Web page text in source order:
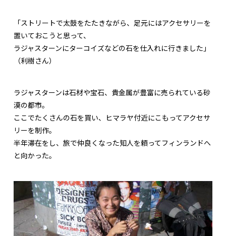
「ストリートで太鼓をたたきながら、足元にはアクセサリーを
置いておこうと思って、
ラジャスターンにターコイズなどの石を仕入れに行きました」
（利樹さん）
ラジャスターンは石材や宝石、貴金属が豊富に売られている砂
漠の都市。
ここでたくさんの石を買い、ヒマラヤ付近にこもってアクセサ
リーを制作。
半年滞在をし、旅で仲良くなった知人を頼ってフィンランドへ
と向かった。